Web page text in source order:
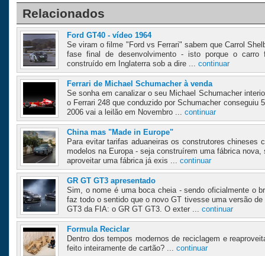
Relacionados
Ford GT40 - vídeo 1964
Se viram o filme "Ford vs Ferrari" sabem que Carrol
fase final de desenvolvimento - isto porque o carro
construído em Inglaterra sob a dire ... continuar
Ferrari de Michael Schumacher à venda
Se sonha em canalizar o seu Michael Schumacher
o Ferrari 248 que conduzido por Schumacher conseguiu
2006 vai a leilão em Novembro ... continuar
China mas "Made in Europe"
Para evitar tarifas aduaneiras os construtores chineses
modelos na Europa - seja construírem uma fábrica nova,
aproveitar uma fábrica já exis ... continuar
GR GT GT3 apresentado
Sim, o nome é uma boca cheia - sendo oficialmente o
faz todo o sentido que o novo GT tivesse uma versão
GT3 da FIA: o GR GT GT3. O exter ... continuar
Formula Reciclar
Dentro dos tempos modernos de reciclagem e
feito inteiramente de cartão? ... continuar